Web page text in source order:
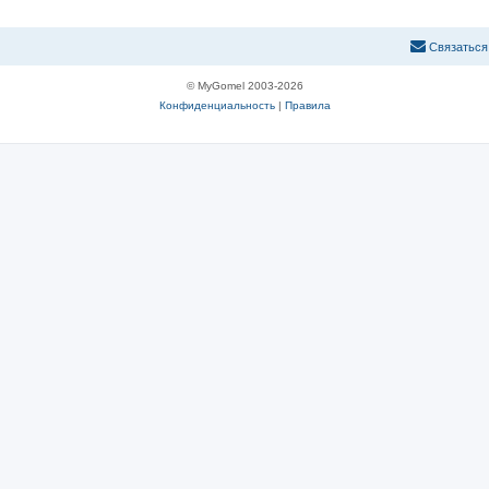
Связаться
© MyGomel 2003-2026
Конфиденциальность| Правила